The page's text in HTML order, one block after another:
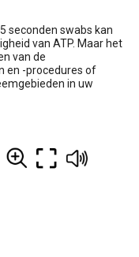
seconden swabs kan
van ATP. Maar het
van de
en -procedures of
in uw